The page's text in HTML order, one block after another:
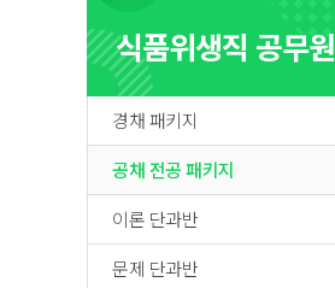
식품위생직 공무원
경채 패키지
공채 전공 패키지
이론 단과반
문제 단과반